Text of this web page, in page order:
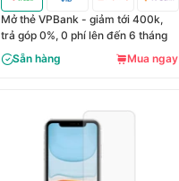
Mở thẻ VPBank - giảm tới 400k,
trả góp 0%, 0 phí lên đến 6 tháng
Sẵn hàng
Mua ngay